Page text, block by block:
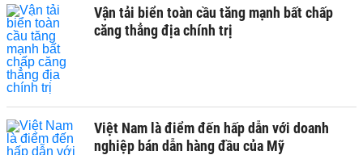
Vận tải biển toàn cầu tăng mạnh bất chấp
căng thẳng địa chính trị
Việt Nam là điểm đến hấp dẫn với doanh
nghiệp bán dẫn hàng đầu của Mỹ